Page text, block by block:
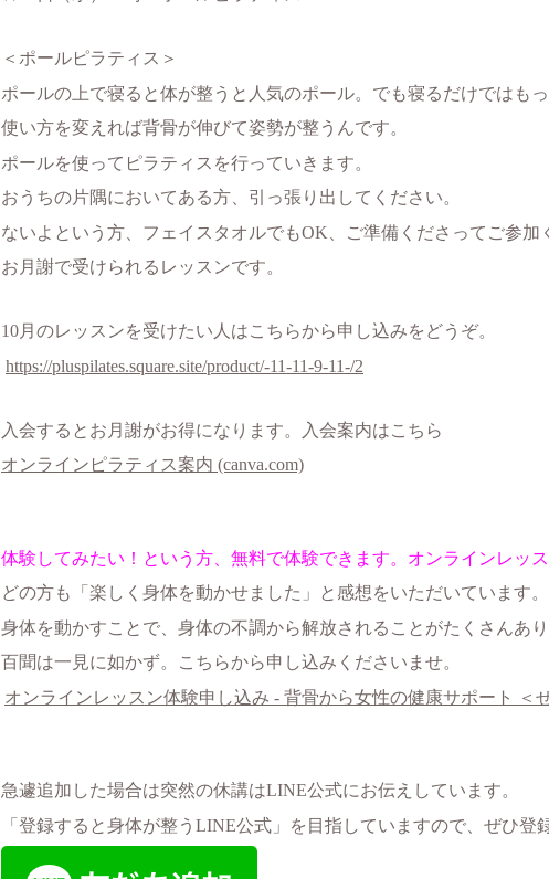
＜ポールピラティス＞
ポールの上で寝ると体が整うと人気のポール。でも寝るだけではもっ
使い方を変えれば背骨が伸びて姿勢が整うんです。
ポールを使ってピラティスを行っていきます。
おうちの片隅においてある方、引っ張り出してください。
ないよという方、フェイスタオルでもOK、ご準備くださってご参加
お月謝で受けられるレッスンです。
10月のレッスンを受けたい人はこちらから申し込みをどうぞ。
https://pluspilates.square.site/product/-11-11-9-11-/2
入会するとお月謝がお得になります。入会案内はこちら
オンラインピラティス案内 (canva.com)
体験してみたい！という方、無料で体験できます。オンラインレッ
どの方も「楽しく身体を動かせました」と感想をいただいています。
身体を動かすことで、身体の不調から解放されることがたくさんあり
百聞は一見に如かず。こちらから申し込みくださいませ。
オンラインレッスン体験申し込み - 背骨から女性の健康サポート ＜
急遽追加した場合は突然の休講はLINE公式にお伝えしています。
「登録すると身体が整うLINE公式」を目指していますので、ぜひ登